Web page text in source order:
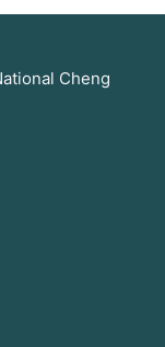
Cheng